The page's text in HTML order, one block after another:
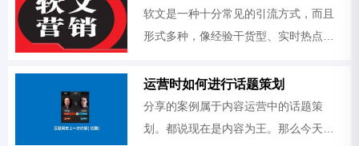
软文是一种十分常见的引流方式，而且
形式多种，像经验干货型、实时热点
绍类型等等。
运营时如何进行话题策划
分享的案例属于内容运营中的话题策
划。都说现在是内容为王。那么今天发